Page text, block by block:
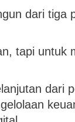
dari tiga
tapi untuk
dari